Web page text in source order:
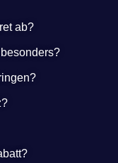
ab?